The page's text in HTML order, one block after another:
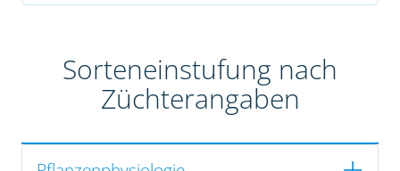
Sorteneinstufung nach
Züchterangaben